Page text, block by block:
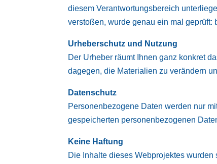
diesem Verantwortungsbereich
verstoßen, wurde genau ein mal geprüft:
Urheberschutz und Nutzung
Der Urheber räumt Ihnen ganz konkret
dagegen, die Materialien zu verändern
Datenschutz
Personenbezogene Daten werden nur
gespeicherten personenbezogenen
Keine Haftung
Die Inhalte dieses Webprojektes